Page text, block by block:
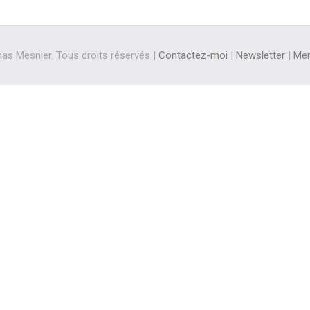
Mesnier. Tous droits réservés |Contactez-moi |Newsletter |